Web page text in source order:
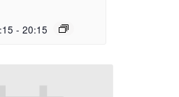
- 20:15